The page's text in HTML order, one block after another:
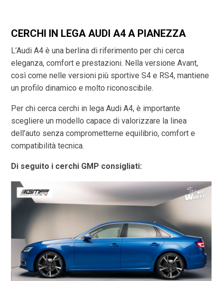
CERCHI IN LEGA AUDI A4 A PIANEZZA
L’Audi A4 è una berlina di riferimento per chi cerca
eleganza, comfort e prestazioni. Nella versione Avant,
così come nelle versioni più sportive S4 e RS4, mantiene
un profilo dinamico e molto riconoscibile.
Per chi cerca cerchi in lega Audi A4, è importante
scegliere un modello capace di valorizzare la linea
dell’auto senza comprometterne equilibrio, comfort e
compatibilità tecnica.
Di seguito i cerchi GMP consigliati: